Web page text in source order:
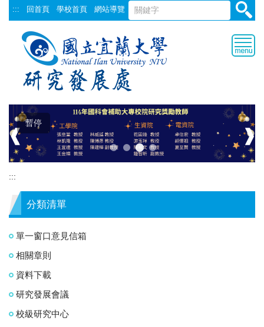
跳
到
::: 回首頁 學校首頁 網站導覽
暫停
❰ ❱
:::
分類清單
單一窗口意見信箱
相關章則
資料下載
研究發展會議
校級研究中心